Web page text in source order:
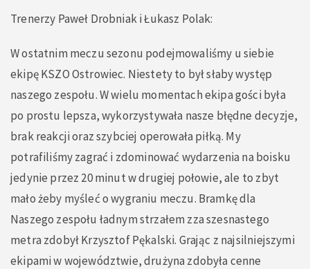
Trenerzy Paweł Drobniak i Łukasz Polak:
W ostatnim meczu sezonu podejmowaliśmy u siebie
ekipę KSZO Ostrowiec. Niestety to był słaby występ
naszego zespołu. W wielu momentach ekipa gości była
po prostu lepsza, wykorzystywała nasze błędne decyzje,
brak reakcji oraz szybciej operowała piłką. My
potrafiliśmy zagrać i zdominować wydarzenia na boisku
jedynie przez 20 minut w drugiej połowie, ale to zbyt
mało żeby myśleć o wygraniu meczu. Bramkę dla
Naszego zespołu ładnym strzałem zza szesnastego
metra zdobył Krzysztof Pękalski. Grając z najsilniejszymi
ekipami w województwie, drużyna zdobyła cenne